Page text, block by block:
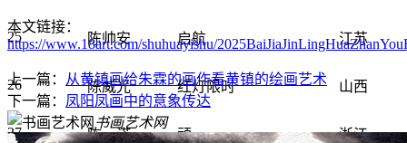
25 陈帅安 启航 江苏
26 陈威光 红灯限时 山西
27 陈一诺 顽 浙江
本文链接：
https://www.18art.com/shuhuayishu/
上一篇：
从黄镇画给朱霖的画作看黄镇的绘画艺术
下一篇： 凤阳凤画中的意象传达
书画艺术网